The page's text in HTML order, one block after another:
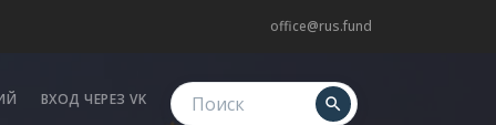
office@rus.fund
ВХОД ЧЕРЕЗ VK search